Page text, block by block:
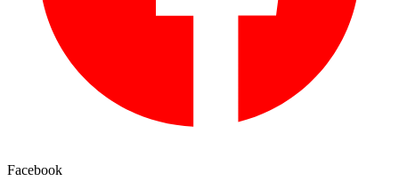
Facebook